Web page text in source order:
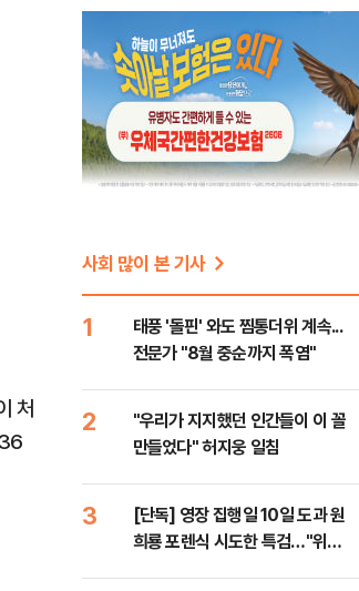
처
사회 많이 본 기사
1
태풍 '돌핀' 와도 찜통더위 계속...
전문가 "8월 중순까지 폭염"
2
"우리가 지지했던 인간들이 이 꼴
만들었다" 허지웅 일침
3
[단독] 영장 집행일 10일 도과 원
희룡 포렌식 시도한 특검…"위법